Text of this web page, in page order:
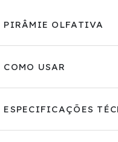
PIRÂMIE OLFATIVA
COMO USAR
ESPECIFICAÇÕES